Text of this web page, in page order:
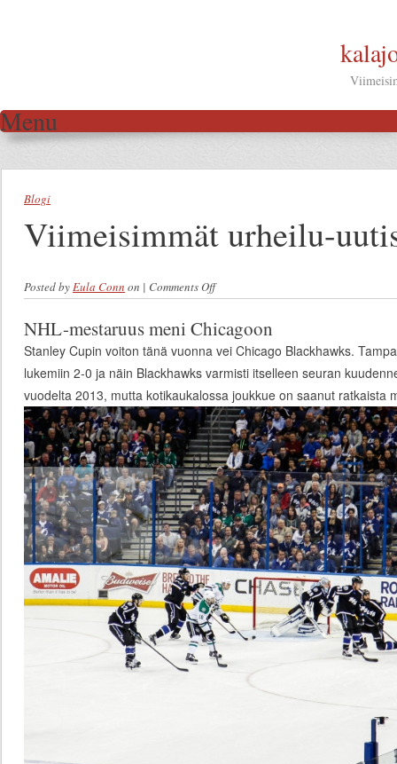
Menu
Blogi
Viimeisimmät urheilu-
Posted byEula Conn on | Comments Offon Viimeisimmät urheilu-uutiset
NHL-mestaruus meni Chicagoon
Stanley Cupin voiton tänä vuonna vei Chicago Blackhawks.
lukemiin 2-0 ja näin Blackhawks varmisti itselleen seuran
vuodelta 2013, mutta kotikaukalossa joukkue on saanut ratkaista